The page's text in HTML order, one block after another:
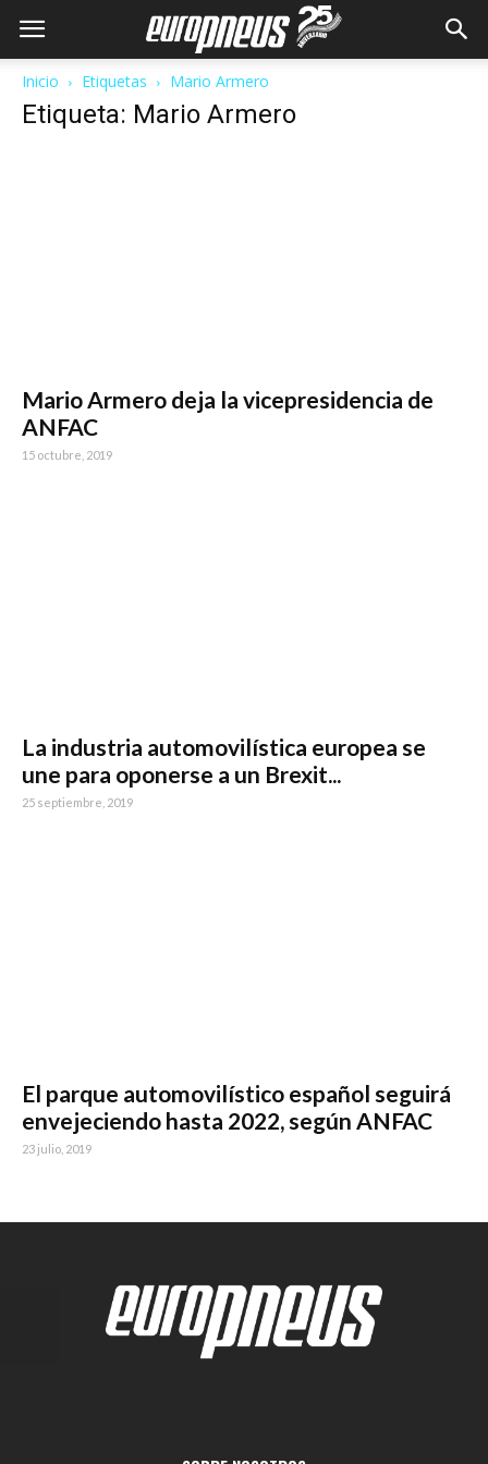
Inicio Etiquetas Mario Armero
Etiqueta: Mario Armero
Mario Armero deja la vicepresidencia de
ANFAC
15 octubre, 2019
La industria automovilística europea se
une para oponerse a un Brexit...
25 septiembre, 2019
El parque automovilístico español seguirá
envejeciendo hasta 2022, según ANFAC
23 julio, 2019